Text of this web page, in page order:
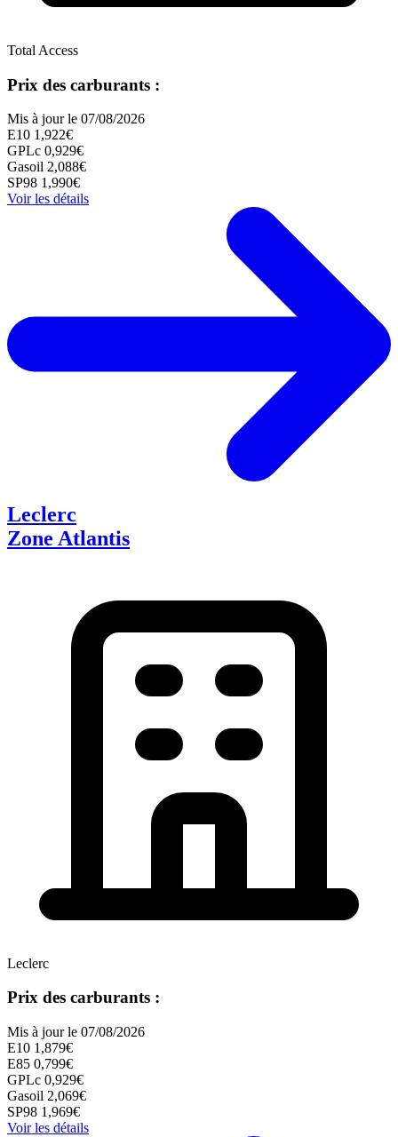
Total Access
Prix des carburants :
Mis à jour le 07/08/2026
E10 1,922€
GPLc 0,929€
Gasoil 2,088€
SP98 1,990€
Voir les détails
Leclerc
Zone Atlantis
Leclerc
Prix des carburants :
Mis à jour le 07/08/2026
E10 1,879€
E85 0,799€
GPLc 0,929€
Gasoil 2,069€
SP98 1,969€
Voir les détails